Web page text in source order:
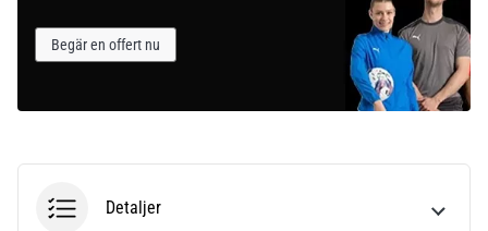
Begär en offert nu
Detaljer